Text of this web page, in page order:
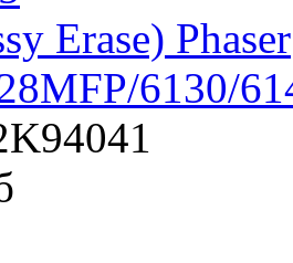
Erase) Phaser
6130/